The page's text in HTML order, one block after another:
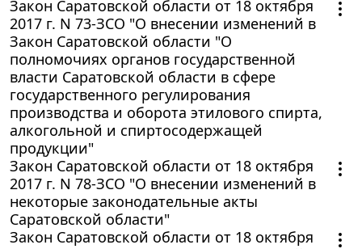
Закон Саратовской области от 18 октября
2017 г. N 73-ЗСО "О внесении изменений в
Закон Саратовской области "О
полномочиях органов государственной
власти Саратовской области в сфере
государственного регулирования
производства и оборота этилового спирта,
алкогольной и спиртосодержащей
продукции"
Закон Саратовской области от 18 октября
2017 г. N 78-ЗСО "О внесении изменений в
некоторые законодательные акты
Саратовской области"
Закон Саратовской области от 18 октября